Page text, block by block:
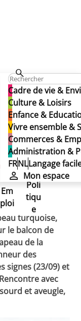
Cadre de vie &
Culture & Loisirs
Enfance &
Vivre ensemble &
Commerces &
Administration &
FRNLLangage
Mon espace
Mon espace
Co
mm
erc
es
&
Em
ploi
Ad
min
istr
atio
n &
Poli
tiqu
e
sur Schaerbeek
turquoise,
le balcon de
de la
des
signes (23/09) et
avec
et aveugle,